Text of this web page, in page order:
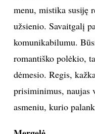
menu, mistika susiję
užsienio. Savaitgalį
komunikabilumu.
romantiško polėkio,
dėmesio. Regis,
prisiminimus, naujas
asmeniu, kurio